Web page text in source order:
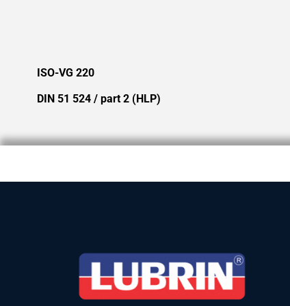
ISO-VG 220
DIN 51 524 / part 2 (HLP)